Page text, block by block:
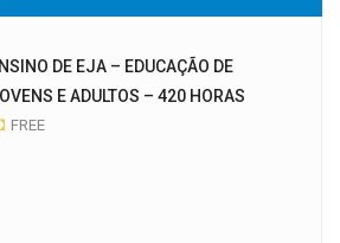
DE EJA – EDUCAÇÃO DE
E ADULTOS – 420 HORAS
FREE